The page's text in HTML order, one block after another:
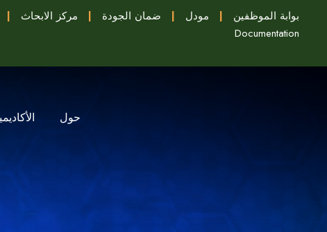
بوابة الموظفين | مودل | ضمان الجودة | مركز الابحاث |
Documentation
حول